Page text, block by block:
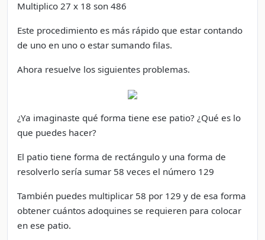
Multiplico 27 x 18 son 486
Este procedimiento es más rápido que estar contando
de uno en uno o estar sumando filas.
Ahora resuelve los siguientes problemas.
¿Ya imaginaste qué forma tiene ese patio? ¿Qué es lo
que puedes hacer?
El patio tiene forma de rectángulo y una forma de
resolverlo sería sumar 58 veces el número 129
También puedes multiplicar 58 por 129 y de esa forma
obtener cuántos adoquines se requieren para colocar
en ese patio.